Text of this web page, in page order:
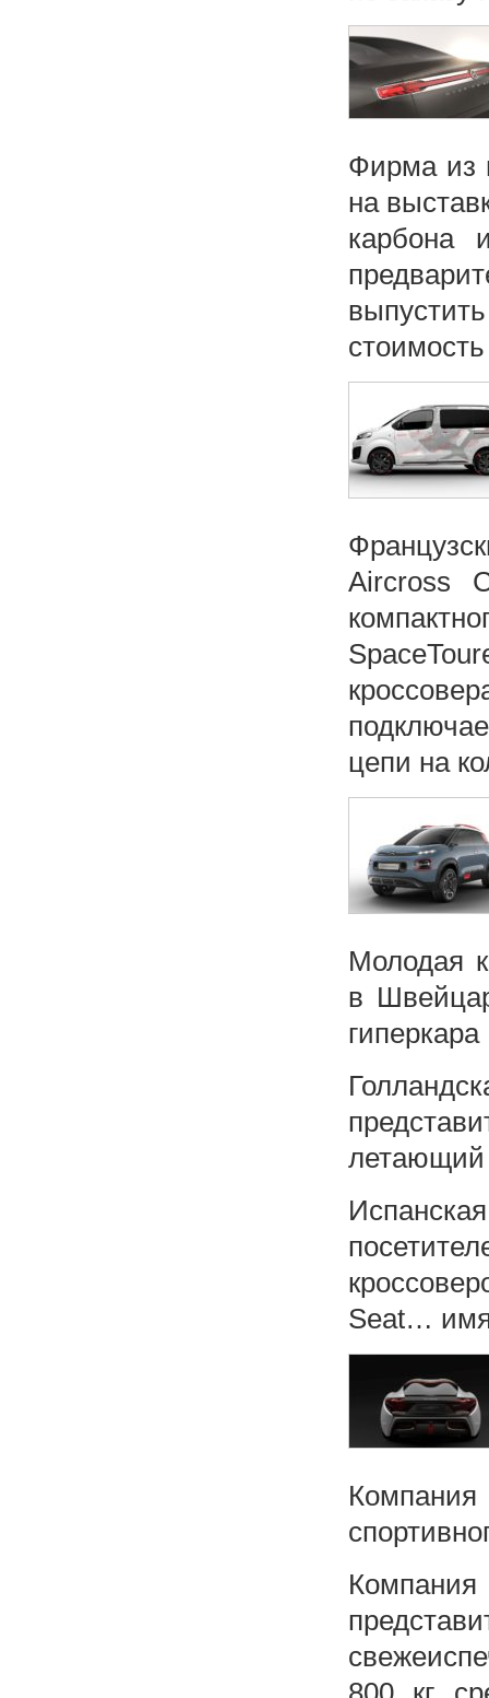
Фирма из
на
карбона
Aircross
цепи на
Молодая
в
летающий
Seat…